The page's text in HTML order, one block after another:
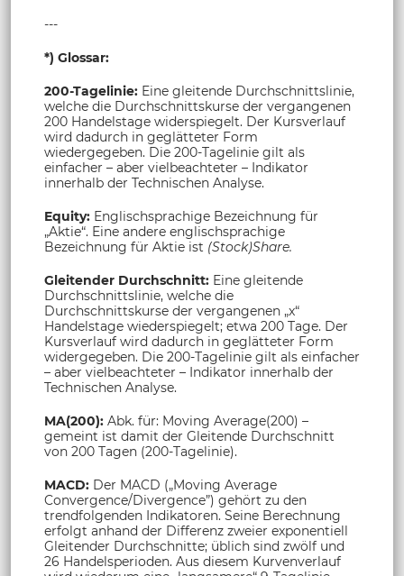
---
*) Glossar:
200-Tagelinie: Eine gleitende Durchschnittslinie,
welche die Durchschnittskurse der vergangenen
200 Handelstage widerspiegelt. Der Kursverlauf
wird dadurch in geglätteter Form
wiedergegeben. Die 200-Tagelinie gilt als
einfacher – aber vielbeachteter – Indikator
innerhalb der Technischen Analyse.
Equity: Englischsprachige Bezeichnung für
„Aktie“. Eine andere englischsprachige
Bezeichnung für Aktie ist (Stock)Share.
Gleitender Durchschnitt: Eine gleitende
Durchschnittslinie, welche die
Durchschnittskurse der vergangenen „x“
Handelstage wiederspiegelt; etwa 200 Tage. Der
Kursverlauf wird dadurch in geglätteter Form
widergegeben. Die 200-Tagelinie gilt als einfacher
– aber vielbeachteter – Indikator innerhalb der
Technischen Analyse.
MA(200): Abk. für: Moving Average(200) –
gemeint ist damit der Gleitende Durchschnitt
von 200 Tagen (200-Tagelinie).
MACD: Der MACD („Moving Average
Convergence/Divergence”) gehört zu den
trendfolgenden Indikatoren. Seine Berechnung
erfolgt anhand der Differenz zweier exponentiell
Gleitender Durchschnitte; üblich sind zwölf und
26 Handelsperioden. Aus diesem Kurvenverlauf